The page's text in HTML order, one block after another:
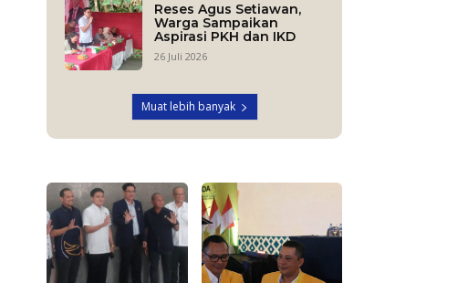
Reses Agus Setiawan,
Warga Sampaikan
Aspirasi PKH dan IKD
26 Juli 2026
Muat lebih banyak